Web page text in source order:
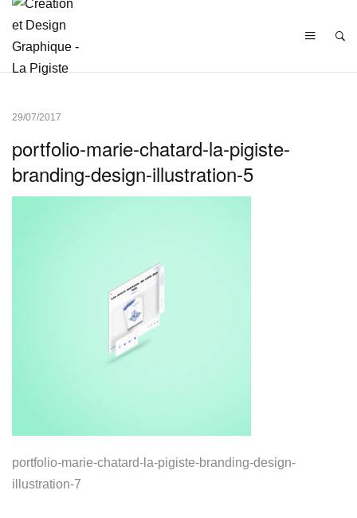
29/07/2017
portfolio-marie-chatard-la-pigiste-
branding-design-illustration-5
portfolio-marie-chatard-la-pigiste-branding-design-
illustration-7